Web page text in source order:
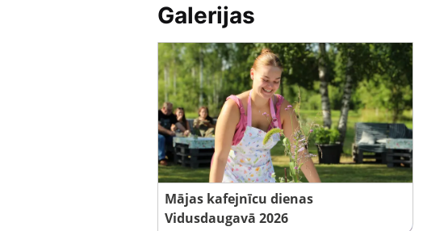
Galerijas
Mājas kafejnīcu dienas
Vidusdaugavā 2026